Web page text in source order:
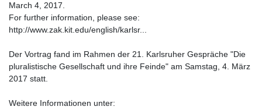
March 4, 2017.
For further information, please see:
http://www.zak.kit.edu/english/karlsr...
Der Vortrag fand im Rahmen der 21. Karlsruher Gespräche "Die
pluralistische Gesellschaft und ihre Feinde" am Samstag, 4. März
2017 statt.
Weitere Informationen unter: